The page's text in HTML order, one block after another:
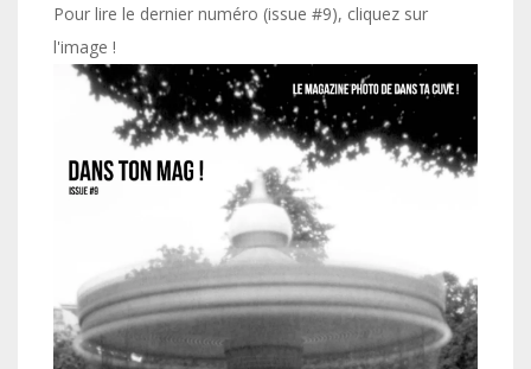
Pour lire le dernier numéro (issue #9), cliquez sur
l'image !